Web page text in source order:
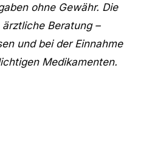
ohne Gewähr. Die
Beratung –
und bei der Einnahme
Medikamenten.